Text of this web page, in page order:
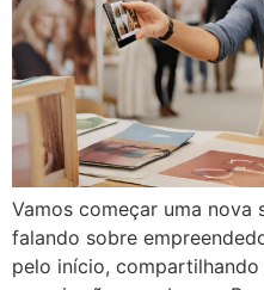
Vamos começar uma nova
falando sobre
pelo início,